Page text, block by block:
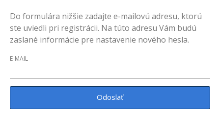
Do formulára nižšie zadajte e-mailovú adresu, ktorú
ste uviedli pri registrácii. Na túto adresu Vám budú
zaslané informácie pre nastavenie nového hesla.
E-MAIL
Odoslať